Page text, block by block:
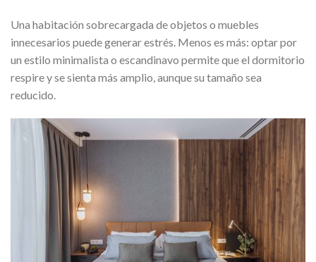
Una habitación sobrecargada de objetos o muebles
innecesarios puede generar estrés. Menos es más: optar por
un estilo minimalista o escandinavo permite que el dormitorio
respire y se sienta más amplio, aunque su tamaño sea
reducido.